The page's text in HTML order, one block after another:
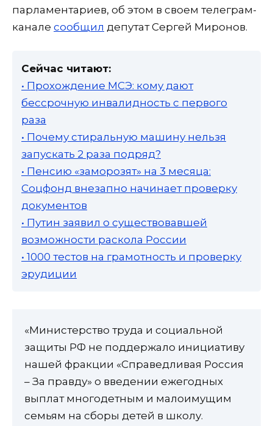
парламентариев, об этом в своем телеграм-
канале сообщил депутат Сергей Миронов.
Сейчас читают:
• Прохождение МСЭ: кому дают
бессрочную инвалидность с первого
раза
• Почему стиральную машину нельзя
запускать 2 раза подряд?
• Пенсию «заморозят» на 3 месяца:
Соцфонд внезапно начинает проверку
документов
• Путин заявил о существовавшей
возможности раскола России
• 1000 тестов на грамотность и проверку
эрудиции
«Министерство труда и социальной
защиты РФ не поддержало инициативу
нашей фракции «Справедливая Россия
– За правду» о введении ежегодных
выплат многодетным и малоимущим
семьям на сборы детей в школу.